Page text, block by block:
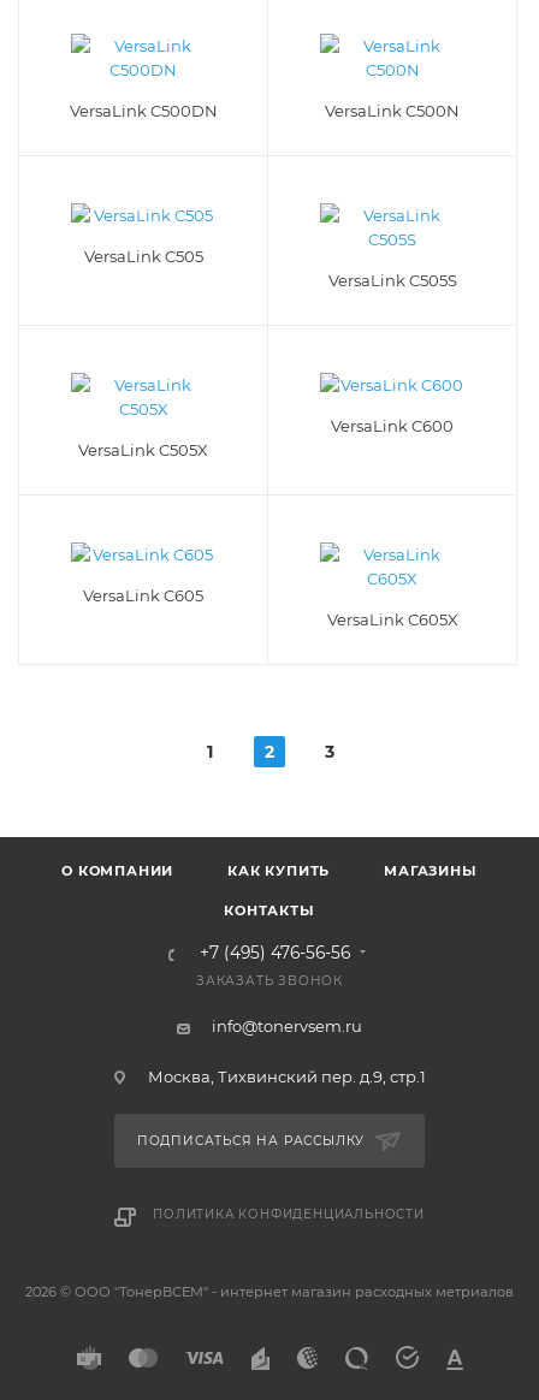
VersaLink C500DN VersaLink C500N
VersaLink C505
VersaLink C505S
VersaLink C505X
VersaLink C600
VersaLink C605
VersaLink C605X
1 2 3
О КОМПАНИИ КАК КУПИТЬ МАГАЗИНЫ
КОНТАКТЫ
+7 (495) 476-56-56
ЗАКАЗАТЬ ЗВОНОК
info@tonervsem.ru
Москва, Тихвинский пер. д.9, стр.1
ПОДПИСАТЬСЯ НА РАССЫЛКУ
ПОЛИТИКА КОНФИДЕНЦИАЛЬНОСТИ
2026 © ООО "ТонерВСЕМ" - интернет магазин расходных метриалов